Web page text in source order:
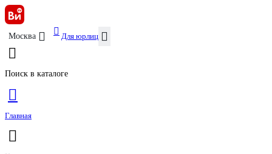
Москва Для юрлиц
Поиск в каталоге
Главная